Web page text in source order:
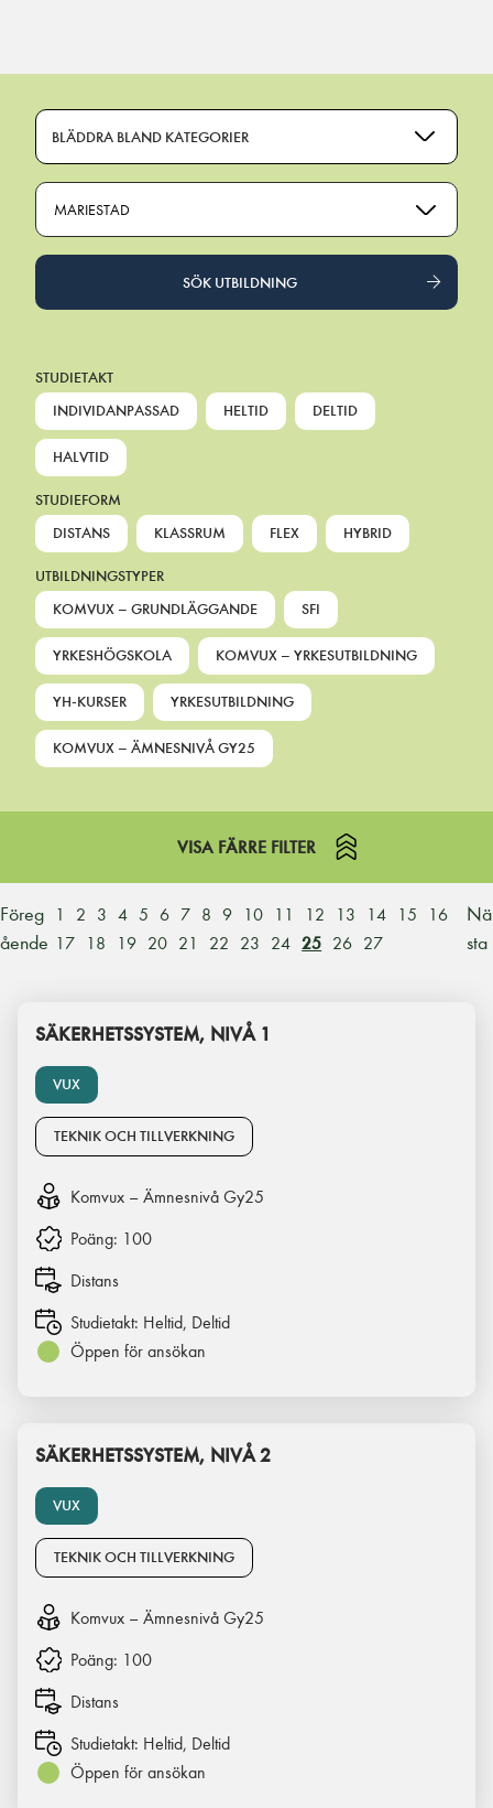
BLÄDDRA BLAND KATEGORIER
MARIESTAD
SÖK UTBILDNING
STUDIETAKT
INDIVIDANPASSAD
HELTID DELTID
HALVTID
STUDIEFORM
DISTANS
KLASSRUM FLEX HYBRID
UTBILDNINGSTYPER
KOMVUX – GRUNDLÄGGANDE
SFI
YRKESHÖGSKOLA KOMVUX – YRKESUTBILDNING
YH-KURSER YRKESUTBILDNING
KOMVUX – ÄMNESNIVÅ GY25
VISA FÄRRE FILTER
Föreg
ående
1 2 3 4 5 6 7 8 9 10 11 12 13 14 15
16
17
18 19 20 21 22 23 24 25 26 27
Nä
sta
VUX
SÄKERHETSSYSTEM, NIVÅ 1
TEKNIK OCH TILLVERKNING
Komvux – Ämnesnivå Gy25
Poäng: 100
Distans
Studietakt: Heltid, Deltid
Öppen för ansökan
VUX
SÄKERHETSSYSTEM, NIVÅ 2
TEKNIK OCH TILLVERKNING
Komvux – Ämnesnivå Gy25
Poäng: 100
Distans
Studietakt: Heltid, Deltid
Öppen för ansökan